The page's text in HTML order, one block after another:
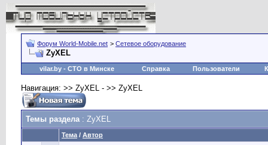
Форум World-Mobile.net > Сетевое оборудование
ZyXEL
vilar.by - СТО в Минске Справка Пользователи
Навигация: >> ZyXEL - >> ZyXEL
Темы раздела: ZyXEL
Тема / Автор